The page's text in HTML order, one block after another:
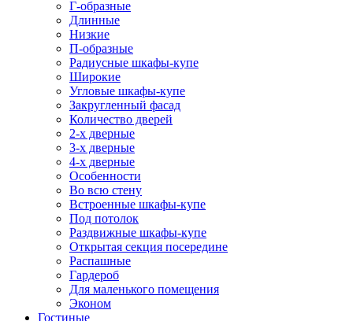
Г-образные
Длинные
Низкие
П-образные
Радиусные шкафы-купе
Широкие
Угловые шкафы-купе
Закругленный фасад
Количество дверей
2-х дверные
3-х дверные
4-х дверные
Особенности
Во всю стену
Встроенные шкафы-купе
Под потолок
Раздвижные шкафы-купе
Открытая секция посередине
Распашные
Гардероб
Для маленького помещения
Эконом
Гостиные